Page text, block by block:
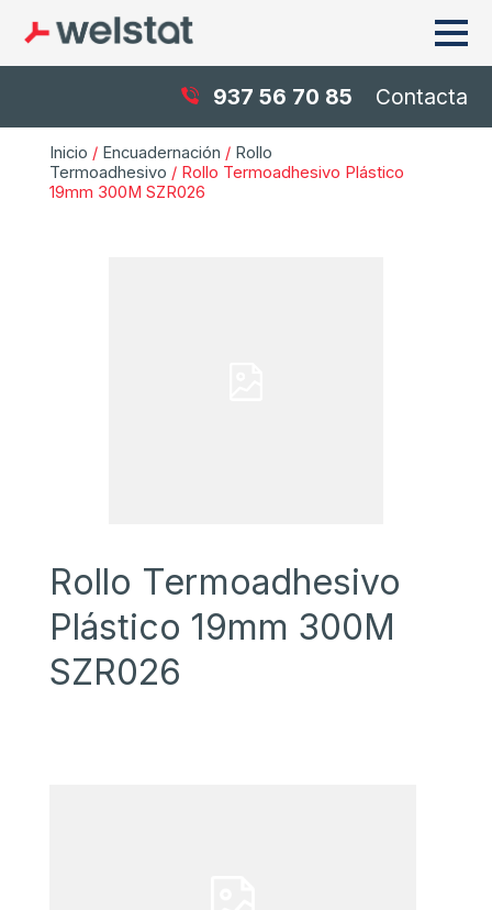
937 56 70 85 Contacta
Inicio / Encuadernación / Rollo
Termoadhesivo / Rollo Termoadhesivo Plástico
19mm 300M SZR026
Rollo Termoadhesivo
Plástico 19mm 300M
SZR026